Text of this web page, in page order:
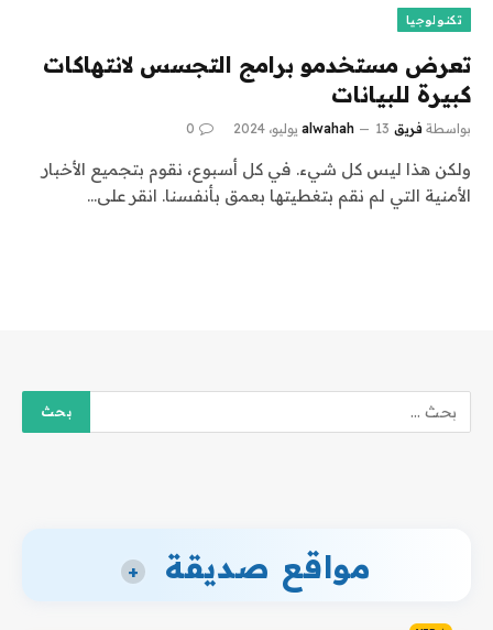
تكنولوجيا
تعرض مستخدمو برامج التجسس لانتهاكات
كبيرة للبيانات
بواسطة فريق alwahah 13 يوليو، 2024 0
ولكن هذا ليس كل شيء. في كل أسبوع، نقوم بتجميع الأخبار
الأمنية التي لم نقم بتغطيتها بعمق بأنفسنا. انقر على…
مواقع صديقة +